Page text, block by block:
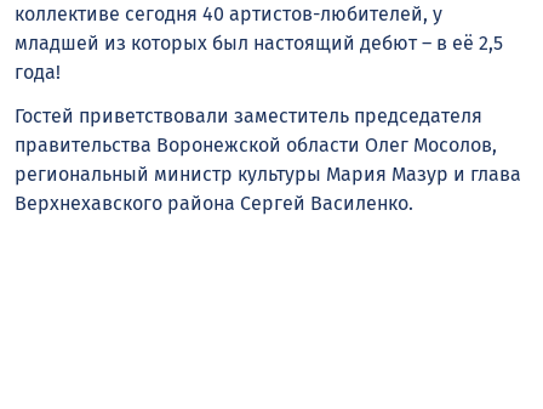
коллективе сегодня 40 артистов-любителей, у
младшей из которых был настоящий дебют – в её 2,5
года!
Гостей приветствовали заместитель председателя
правительства Воронежской области Олег Мосолов,
региональный министр культуры Мария Мазур и глава
Верхнехавского района Сергей Василенко.